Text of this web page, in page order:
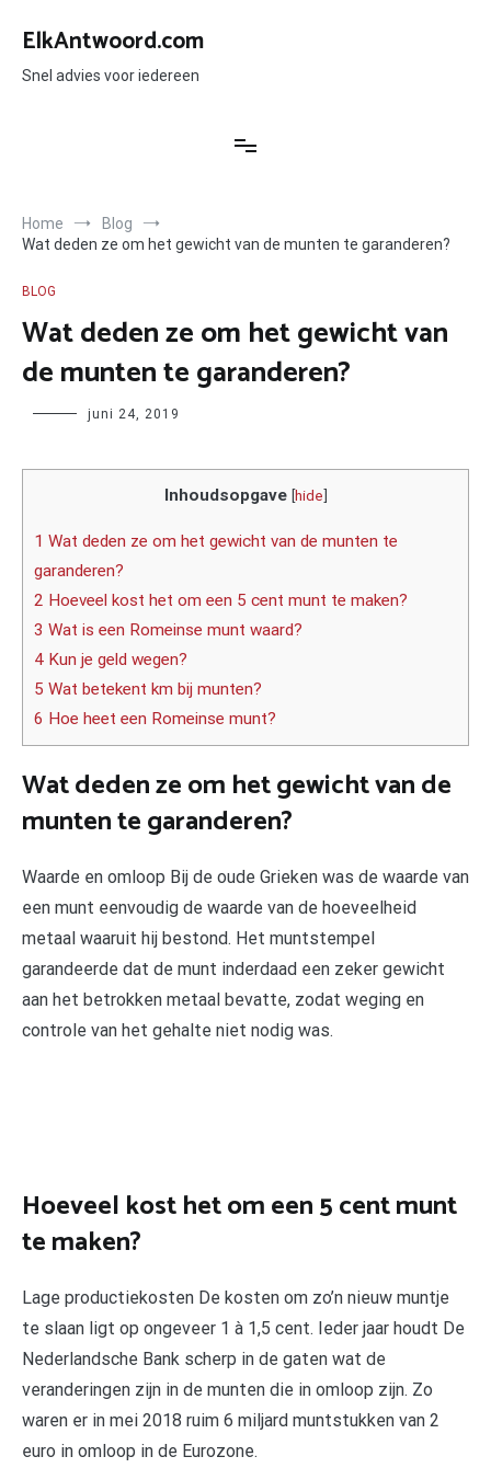
naar
inhoud
ElkAntwoord.com
Snel advies voor iedereen
Home
Blog
Wat deden ze om het gewicht van de munten te garanderen?
BLOG
Wat deden ze om het gewicht van
de munten te garanderen?
Author juni 24, 2019
Inhoudsopgave [hide]
1 Wat deden ze om het gewicht van de munten te
garanderen?
2 Hoeveel kost het om een 5 cent munt te maken?
3 Wat is een Romeinse munt waard?
4 Kun je geld wegen?
5 Wat betekent km bij munten?
6 Hoe heet een Romeinse munt?
Wat deden ze om het gewicht van de
munten te garanderen?
Waarde en omloop Bij de oude Grieken was de waarde van
een munt eenvoudig de waarde van de hoeveelheid
metaal waaruit hij bestond. Het muntstempel
garandeerde dat de munt inderdaad een zeker gewicht
aan het betrokken metaal bevatte, zodat weging en
controle van het gehalte niet nodig was.
Hoeveel kost het om een 5 cent munt
te maken?
Lage productiekosten De kosten om zo’n nieuw muntje
te slaan ligt op ongeveer 1 à 1,5 cent. Ieder jaar houdt De
Nederlandsche Bank scherp in de gaten wat de
veranderingen zijn in de munten die in omloop zijn. Zo
waren er in mei 2018 ruim 6 miljard muntstukken van 2
euro in omloop in de Eurozone.